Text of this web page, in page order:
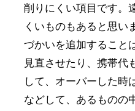
削りにくい項目です。
くいものもあると思い
づかいを追加すること
見直させたり、携帯代
して、オーバーした時
などして、あるものの